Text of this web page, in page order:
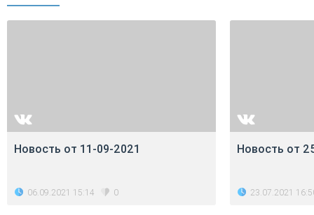
Новость от 11-09-2021
06.09.2021 15:14 0
Новость от
23.07.2021